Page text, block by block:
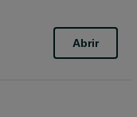
Abrir